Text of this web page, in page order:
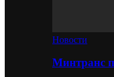
Новости
Минтранс